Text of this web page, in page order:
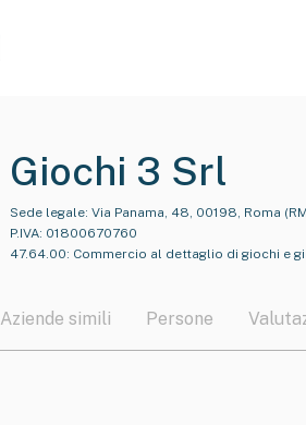
Giochi 3 Srl
Sede legale: Via Panama, 48, 00198, Roma
P.IVA: 01800670760
47.64.00: Commercio al dettaglio di giochi e
Aziende simili Persone